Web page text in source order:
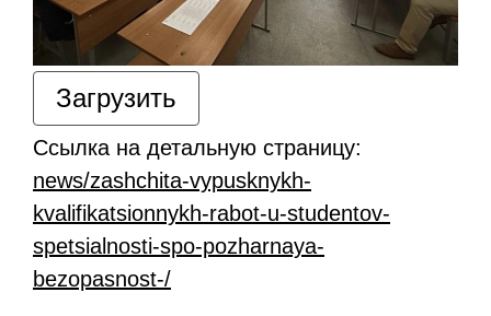
Загрузить
Ссылка на детальную страницу:
news/zashchita-vypusknykh-
kvalifikatsionnykh-rabot-u-studentov-
spetsialnosti-spo-pozharnaya-
bezopasnost-/